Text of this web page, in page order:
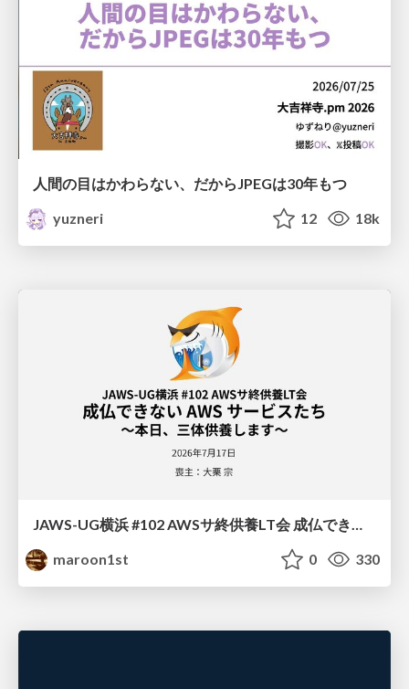
人間の目はかわらない、だからJPEGは30年もつ
yuzneri
12 18k
maroon1st
0 330